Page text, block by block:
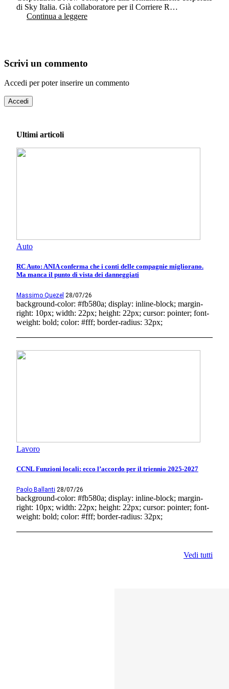
di Sky Italia. Già collaboratore per il Corriere R…
Continua a leggere
Scrivi un commento
Accedi per poter inserire un commento
Accedi
Ultimi articoli
Auto
RC Auto: ANIA conferma che i conti delle compagnie migliorano.
Ma manca il punto di vista dei danneggiati
Massimo Quezel 28/07/26
background-color: #fb580a; display: inline-block; margin-
right: 10px; width: 22px; height: 22px; cursor: pointer; font-
weight: bold; color: #fff; border-radius: 32px;
Lavoro
CCNL Funzioni locali: ecco l’accordo per il triennio 2025-2027
Paolo Ballanti 28/07/26
background-color: #fb580a; display: inline-block; margin-
right: 10px; width: 22px; height: 22px; cursor: pointer; font-
weight: bold; color: #fff; border-radius: 32px;
Vedi tutti